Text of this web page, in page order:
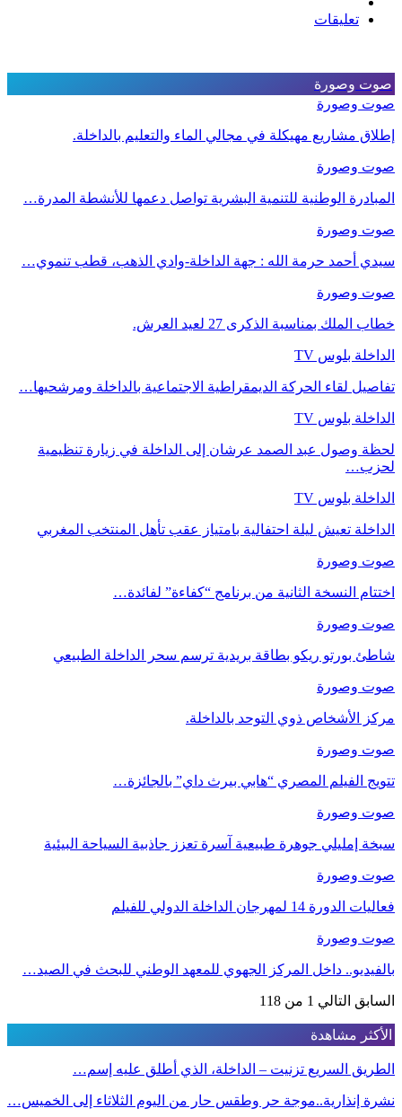
تعليقات
صوت وصورة
صوت وصورة
إطلاق مشاريع مهيكلة في مجالي الماء والتعليم بالداخلة.
صوت وصورة
المبادرة الوطنية للتنمية البشرية تواصل دعمها للأنشطة المدرة…
صوت وصورة
سيدي أحمد حرمة الله : جهة الداخلة-وادي الذهب، قطب تنموي…
صوت وصورة
خطاب الملك بمناسبة الذكرى 27 لعيد العرش.
الداخلة بلوس TV
تفاصيل لقاء الحركة الديمقراطية الاجتماعية بالداخلة ومرشحيها…
الداخلة بلوس TV
لحظة وصول عبد الصمد عرشان إلى الداخلة في زيارة تنظيمية
لحزب…
الداخلة بلوس TV
الداخلة تعيش ليلة احتفالية بامتياز عقب تأهل المنتخب المغربي
صوت وصورة
اختتام النسخة الثانية من برنامج “كفاءة” لفائدة…
صوت وصورة
شاطئ بورتو ريكو بطاقة بريدية ترسم سحر الداخلة الطبيعي
صوت وصورة
مركز الأشخاص ذوي التوحد بالداخلة.
صوت وصورة
تتويج الفيلم المصري “هابي بيرث داي” بالجائزة…
صوت وصورة
سبخة إمليلي جوهرة طبيعية آسرة تعزز جاذبية السياحة البيئية
صوت وصورة
فعاليات الدورة 14 لمهرجان الداخلة الدولي للفيلم
صوت وصورة
بالفيديو.. داخل المركز الجهوي للمعهد الوطني للبحث في الصيد…
السابق التالي 1 من 118
الأكثر مشاهدة
الطريق السريع تزنيت – الداخلة، الذي أطلق عليه إسم…
نشرة إنذارية..موجة حر وطقس حار من اليوم الثلاثاء إلى الخميس…